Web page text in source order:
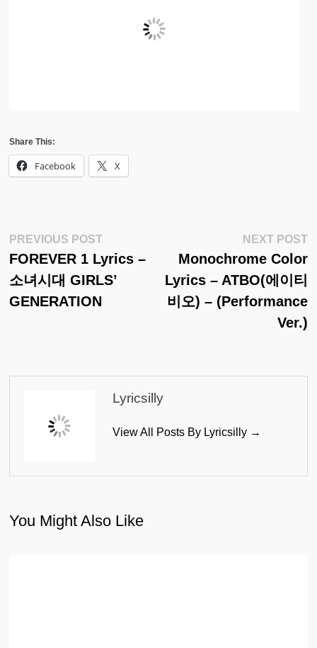
Share This:
Facebook X
Post
Navigation
PREVIOUS POSTPrevious
Post:
FOREVER 1 Lyrics –
소녀시대 GIRLS’
GENERATION
NEXT POST
Monochrome Color
Lyrics – ATBO(에이티
비오) – (Performance
Ver.)
Lyricsilly
View All Posts By Lyricsilly →
You Might Also Like